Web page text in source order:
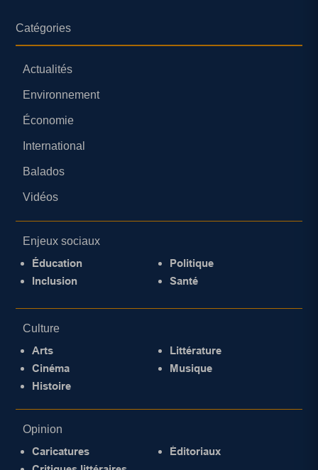
Catégories
Actualités
Environnement
Économie
International
Balados
Vidéos
Enjeux sociaux
Éducation
Inclusion
Politique
Santé
Culture
Arts
Cinéma
Histoire
Littérature
Musique
Opinion
Caricatures
Éditoriaux